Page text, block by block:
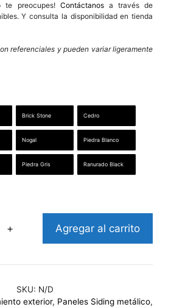
te preocupes! Contáctanos a través de
Y consulta la disponibilidad en tienda
referenciales y pueden variar ligeramente
Brick Stone Cedro
Nogal Piedra Blanco
Piedra Gris Ranurado Black
cantidad
Agregar al carrito
SKU: N/D
exterior, Paneles Siding metálico,